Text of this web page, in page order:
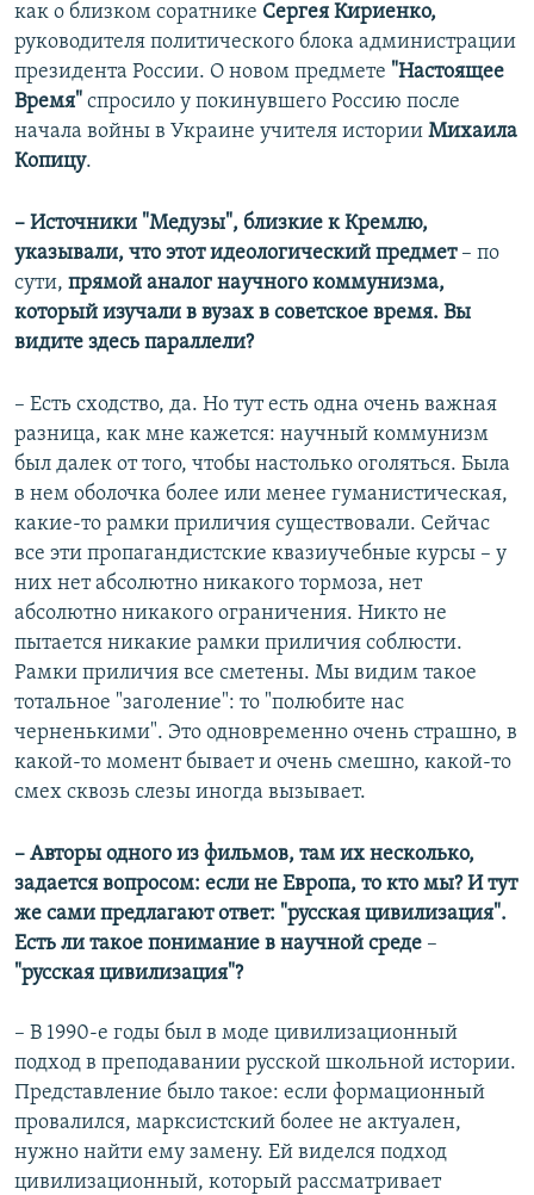
как о близком соратнике Сергея Кириенко,
руководителя политического блока администрации
президента России. О новом предмете "Настоящее
Время" спросило у покинувшего Россию после
начала войны в Украине учителя истории Михаила
Копицу.
– Источники "Медузы", близкие к Кремлю,
указывали, что этот идеологический предмет – по
сути, прямой аналог научного коммунизма,
который изучали в вузах в советское время. Вы
видите здесь параллели?
– Есть сходство, да. Но тут есть одна очень важная
разница, как мне кажется: научный коммунизм
был далек от того, чтобы настолько оголяться. Была
в нем оболочка более или менее гуманистическая,
какие-то рамки приличия существовали. Сейчас
все эти пропагандистские квазиучебные курсы – у
них нет абсолютно никакого тормоза, нет
абсолютно никакого ограничения. Никто не
пытается никакие рамки приличия соблюсти.
Рамки приличия все сметены. Мы видим такое
тотальное "заголение": то "полюбите нас
черненькими". Это одновременно очень страшно, в
какой-то момент бывает и очень смешно, какой-то
смех сквозь слезы иногда вызывает.
– Авторы одного из фильмов, там их несколько,
задается вопросом: если не Европа, то кто мы? И тут
же сами предлагают ответ: "русская цивилизация".
Есть ли такое понимание в научной среде –
"русская цивилизация"?
– В 1990-е годы был в моде цивилизационный
подход в преподавании русской школьной истории.
Представление было такое: если формационный
провалился, марксистский более не актуален,
нужно найти ему замену. Ей виделся подход
цивилизационный, который рассматривает